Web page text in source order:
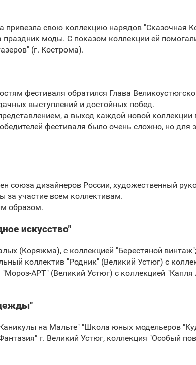
привезла свою коллекцию нарядов "Сказочная
праздник моды. С показом коллекции ей
(г. Кострома).
фестиваля обратился Глава
выступлений и достойных побед.
а выход каждой новой коллекции
фестиваля было очень сложно, но для
союза дизайнеров России, художественный
за участие всем коллективам.
образом.
искусство"
(Коряжма), с коллекцией "Берестяной винтаж";
коллектив "Родник" (Великий Устюг) с
АРТ" (Великий Устюг) с коллекцией "Капля
на Мальте" "Школа юных модельеров
г. Великий Устюг, коллекция "Особый